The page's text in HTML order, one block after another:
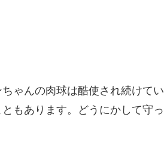
ゃんの肉球は酷使され続けてい
もあります。どうにかして守っ